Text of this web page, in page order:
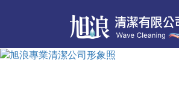
旭浪專業清潔公